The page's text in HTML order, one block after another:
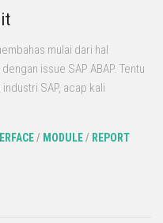
mulai dari hal
issue SAP ABAP. Tentu
SAP, acap kali
/ MODULE/ REPORT